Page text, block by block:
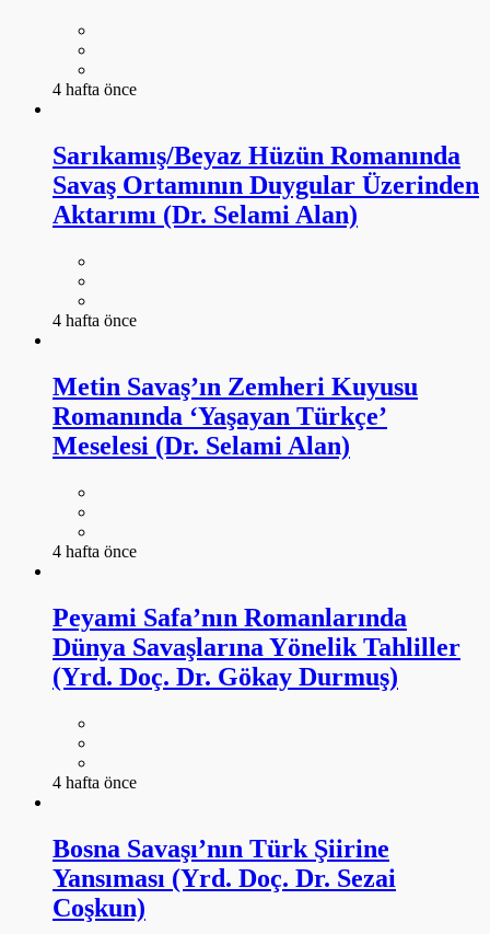
4 hafta önce
Sarıkamış/Beyaz Hüzün Romanında
Savaş Ortamının Duygular Üzerinden
Aktarımı (Dr. Selami Alan)
4 hafta önce
Metin Savaş’ın Zemheri Kuyusu
Romanında ‘Yaşayan Türkçe’
Meselesi (Dr. Selami Alan)
4 hafta önce
Peyami Safa’nın Romanlarında
Dünya Savaşlarına Yönelik Tahliller
(Yrd. Doç. Dr. Gökay Durmuş)
4 hafta önce
Bosna Savaşı’nın Türk Şiirine
Yansıması (Yrd. Doç. Dr. Sezai
Coşkun)